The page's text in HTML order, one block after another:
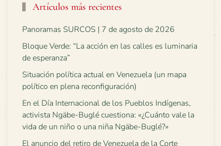
Artículos más recientes
Panoramas SURCOS | 7 de agosto de 2026
Bloque Verde: “La acción en las calles es luminaria
de esperanza”
Situación política actual en Venezuela (un mapa
político en plena reconfiguración)
En el Día Internacional de los Pueblos Indígenas,
activista Ngäbe-Buglé cuestiona: «¿Cuánto vale la
vida de un niño o una niña Ngäbe-Buglé?»
El anuncio del retiro de Venezuela de la Corte